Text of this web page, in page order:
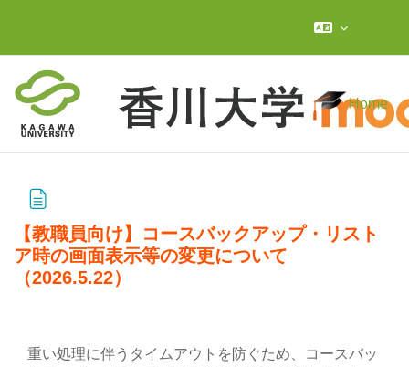
Home
【教職員向け】コースバックアップ・リスト
ア時の画面表示等の変更について
（2026.5.22）
重い処理に伴うタイムアウトを防ぐため、コースバッ